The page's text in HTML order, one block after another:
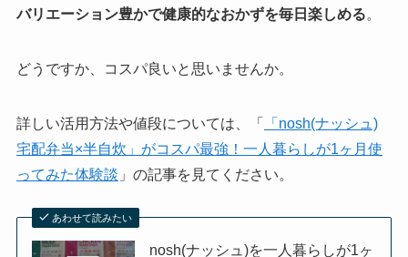
バリエーション豊かで健康的なおかずを毎日楽しめる。
どうですか、コスパ良いと思いませんか。
詳しい活用方法や値段については、「
「nosh(ナッシュ)
宅配弁当×半自炊」がコスパ最強！一人暮らしが1ヶ月使
ってみた体験談 」の記事を見てください。
あわせて読みたい
nosh(ナッシュ)を一人暮らしが1ヶ